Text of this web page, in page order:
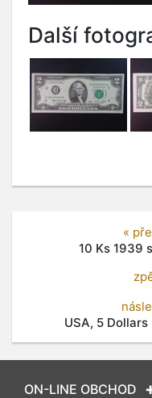
Další
«
10 Ks 1939
USA, 5
ON-LINE OBCHOD